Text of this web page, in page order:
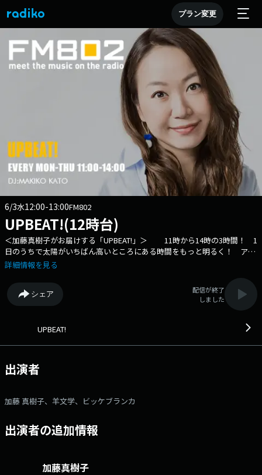
プラン変更
6/3水12:00-13:00FM802
UPBEAT!(12時台)
＜加藤真樹子がお届けする「UPBEAT!」＞ 11時から14時の3時間！ 1
日のうちで太陽がいちばん高いところにある時間をもっと明るく！ アッ
パーに彩っていきます☆ 今週のUPBEAT!は、FIFAワールドかプ2026の
アーティストのリクエストNO.1ソングを決定！ それを決めるのはあなた
の投票！ 今日は、【 back number 】のリクエストNO.1ソングを大募
集！ 投票に参加していただいた全ての方の中から抽選で2名の方に
【 BE:FIRST 】FM802 MEET THE WORLD BEAT 2026 直筆サイン入りTシャ
だきますの合図」と「元気の出るごはん」を教えてくれます♪ 今日は、
【 羊文学 】が登場！ ランチタイムの最後には「ごちそうさま」の合図
れをしたい！という“願い”をここで宣言することで、 有言実行を目指す
& 願掛けの場所に使ってもらおう！というコーナー♪ 今日は、【 ビ
ラ ⇒リクエスト・メッセージはコチラ ⇒twitterハッシュタグは
詳細情報を見る
シェア
配信が終了
しました
UPBEAT!
出演者
加藤 真樹子、羊文学、ビッケブランカ
出演者の追加情報
加藤真樹子